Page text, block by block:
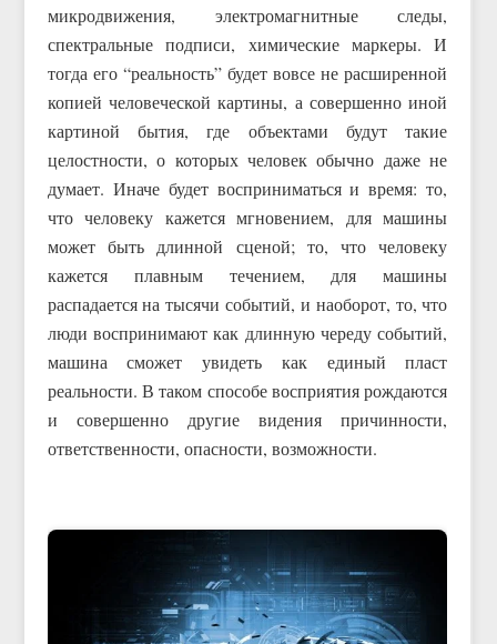
микродвижения, электромагнитные следы,
спектральные подписи, химические маркеры. И
тогда его “реальность” будет вовсе не расширенной
копией человеческой картины, а совершенно иной
картиной бытия, где объектами будут такие
целостности, о которых человек обычно даже не
думает. Иначе будет восприниматься и время: то,
что человеку кажется мгновением, для машины
может быть длинной сценой; то, что человеку
кажется плавным течением, для машины
распадается на тысячи событий, и наоборот, то, что
люди воспринимают как длинную череду событий,
машина сможет увидеть как единый пласт
реальности. В таком способе восприятия рождаются
и совершенно другие видения причинности,
ответственности, опасности, возможности.